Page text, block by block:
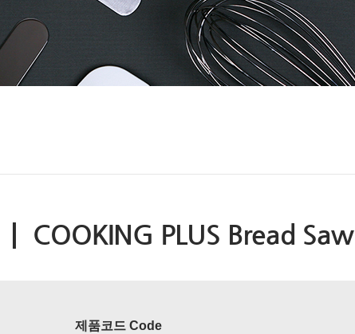
COOKING PLUS Bread
제품코드 Code